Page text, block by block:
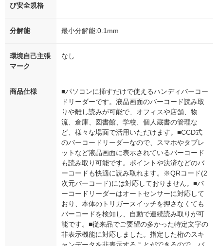
び安全規格
分解能 最小分解能:0.1mm
環境自己主張
マーク
なし
商品仕様
■パソコンに挿すだけで使えるハンディバーコー
ドリーダーです。液晶画面のバーコード読み取
りや離し読みが可能で、オフィスや店舗、物
流、倉庫、図書館、学校、個人蔵書の管理な
ど、様々な場面で活用いただけます。■CCD式
のバーコードリーダーなので、スマホやタブレ
ットなど液晶画面に表示されているバーコード
も読み取り可能です。ポイントや決済などのバ
ーコードも快適に読み取れます。※QRコード(2
次元バーコード)には対応しておりません。■バ
ーコードリーダーはオートセンサーに対応して
おり、本体のトリガースイッチを押さなくても
バーコードを検知し、自動で連続読み取りが可
能です。■従来品でご要望の多かった特定文字の
非表示機能に対応しました。指定した桁のスキ